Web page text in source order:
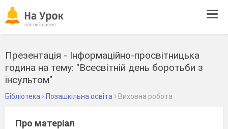
Презентація - Інформаційно-просвітницька
година на тему: "Всесвітній день боротьби з
інсультом"
Бібліотека Позашкільна освіта Виховна робота
Про матеріал